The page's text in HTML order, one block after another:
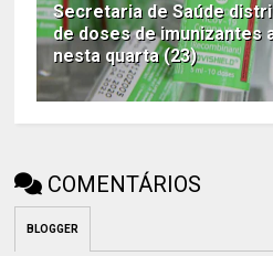
Secretaria de Saúde
de doses de imunizantes
nesta quarta (23)
COMENTÁRIOS
BLOGGER